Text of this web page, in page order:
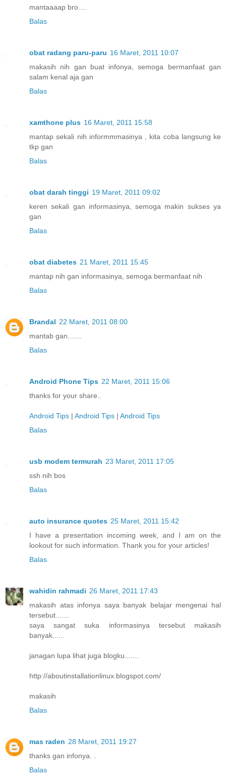
mantaaaap bro....
Balas
obat radang paru-paru 16 Maret, 2011 10:07
makasih nih gan buat infonya, semoga bermanfaat gan
salam kenal aja gan
Balas
xamthone plus 16 Maret, 2011 15:58
mantap sekali nih informmmasinya , kita coba langsung ke
tkp gan
Balas
obat darah tinggi 19 Maret, 2011 09:02
keren sekali gan informasinya, semoga makin sukses ya
gan
Balas
obat diabetes 21 Maret, 2011 15:45
mantap nih gan informasinya, semoga bermanfaat nih
Balas
Brandal 22 Maret, 2011 08:00
mantab gan.......
Balas
Android Phone Tips 22 Maret, 2011 15:06
thanks for your share..
Android Tips | Android Tips | Android Tips
Balas
usb modem termurah 23 Maret, 2011 17:05
ssh nih bos
Balas
auto insurance quotes 25 Maret, 2011 15:42
I have a presentation incoming week, and I am on the
lookout for such information. Thank you for your articles!
Balas
wahidin rahmadi 26 Maret, 2011 17:43
makasih atas infonya saya banyak belajar mengenai hal
tersebut.......
saya sangat suka informasinya tersebut makasih
banyak......
janagan lupa lihat juga blogku.......
http://aboutinstallationlinux.blogspot.com/
makasih
Balas
mas raden 28 Maret, 2011 19:27
thanks gan infonya. .
Balas